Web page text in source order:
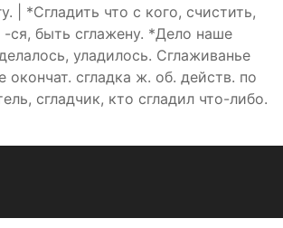
| *Сгладить что с кого, счистить,
-ся, быть сглажену. *Дело наше
уладилось. Сглаживанье
окончат. сгладка ж. об. действ. по
сгладчик, кто сгладил что-либо.